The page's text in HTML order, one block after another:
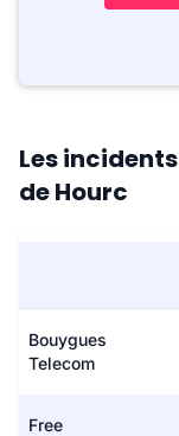
Les
de Hourc
Bouygues
Telecom
Free